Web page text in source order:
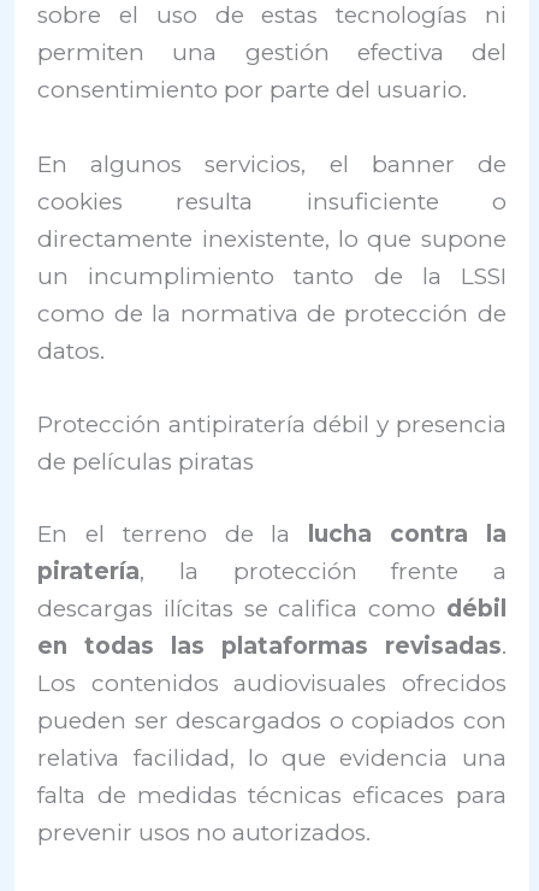
sobre el uso de estas tecnologías ni
permiten una gestión efectiva del
consentimiento por parte del usuario.
En algunos servicios, el banner de
cookies resulta insuficiente o
directamente inexistente, lo que supone
un incumplimiento tanto de la LSSI
como de la normativa de protección de
datos.
Protección antipiratería débil y presencia
de películas piratas
En el terreno de la
lucha contra la
piratería, la protección frente a
descargas ilícitas se califica como débil
en todas las plataformas revisadas.
Los contenidos audiovisuales ofrecidos
pueden ser descargados o copiados con
relativa facilidad, lo que evidencia una
falta de medidas técnicas eficaces para
prevenir usos no autorizados.